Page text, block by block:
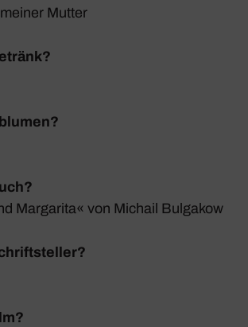
Mutter
Marga­rita« von Michail Bulgakow